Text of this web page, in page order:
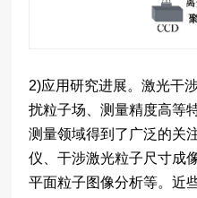
2)应用研究进展。激光干
扰粒子场、测量精度高等
测量领域得到了广泛的关
仪、干涉激光粒子尺寸成
平面粒子图像分析等。近